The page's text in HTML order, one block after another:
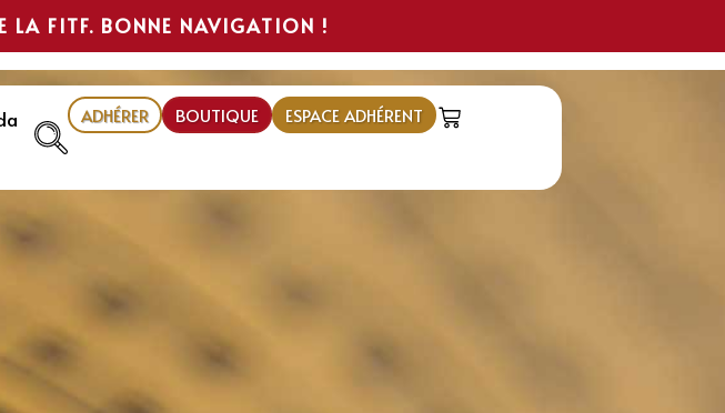
LA FITF. BONNE NAVIGATION !
ADHÉRER BOUTIQUE ESPACE ADHÉRENT